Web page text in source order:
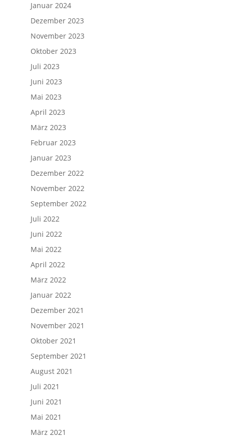
Januar 2024
Dezember 2023
November 2023
Oktober 2023
Juli 2023
Juni 2023
Mai 2023
April 2023
März 2023
Februar 2023
Januar 2023
Dezember 2022
November 2022
September 2022
Juli 2022
Juni 2022
Mai 2022
April 2022
März 2022
Januar 2022
Dezember 2021
November 2021
Oktober 2021
September 2021
August 2021
Juli 2021
Juni 2021
Mai 2021
März 2021